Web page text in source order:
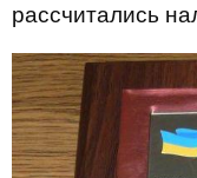
рассчитались